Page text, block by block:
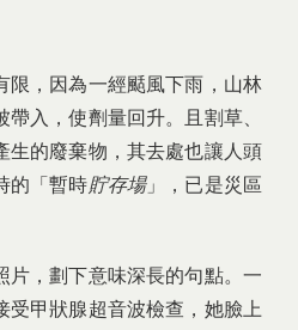
限，因為一經颳風下雨，山林
入，使劑量回升。且割草、
生的廢棄物，其去處也讓人頭
的「暫時貯存場」，已是災區
片，劃下意味深長的句點。一
受甲狀腺超音波檢查，她臉上